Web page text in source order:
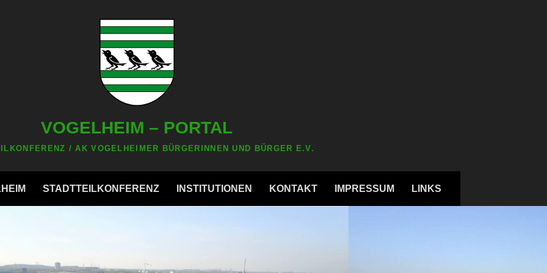
VOGELHEIM – PORTAL
/ AK VOGELHEIMER BÜRGERINNEN UND BÜRGER E.V.
STADTTEILKONFERENZ INSTITUTIONEN KONTAKT IMPRESSUM LINKS